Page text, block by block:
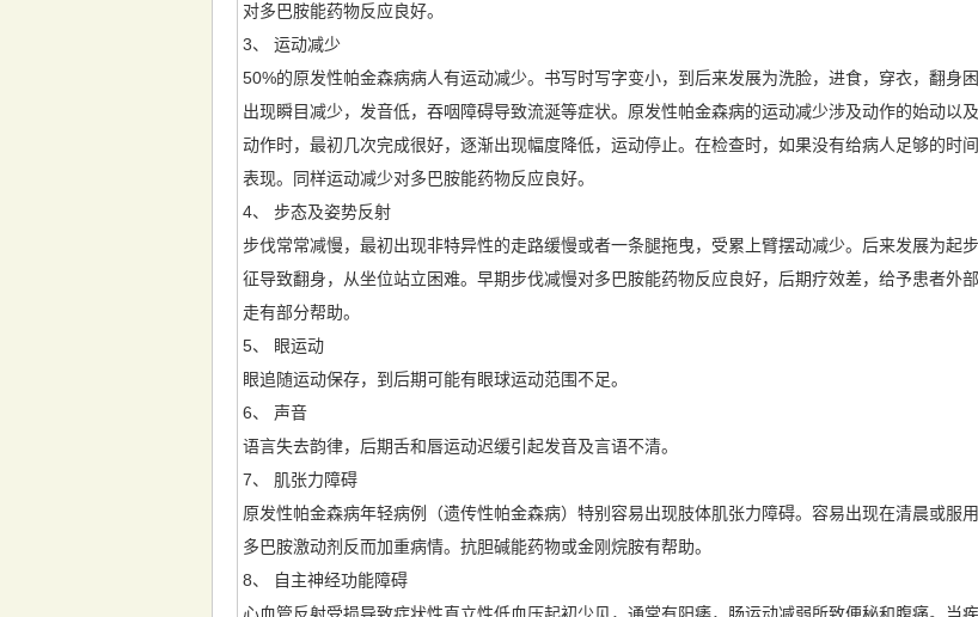
对多巴胺能药物反应良好。
3、 运动减少
50%的原发性帕金森病病人有运动减少。书写时写字变小，到后来发展为洗脸，进食，穿衣，翻身
出现瞬目减少，发音低，吞咽障碍导致流涎等症状。原发性帕金森病的运动减少涉及动作的始动以
动作时，最初几次完成很好，逐渐出现幅度降低，运动停止。在检查时，如果没有给病人足够的时
表现。同样运动减少对多巴胺能药物反应良好。
4、 步态及姿势反射
步伐常常减慢，最初出现非特异性的走路缓慢或者一条腿拖曳，受累上臂摆动减少。后来发展为起
征导致翻身，从坐位站立困难。早期步伐减慢对多巴胺能药物反应良好，后期疗效差，给予患者外
走有部分帮助。
5、 眼运动
眼追随运动保存，到后期可能有眼球运动范围不足。
6、 声音
语言失去韵律，后期舌和唇运动迟缓引起发音及言语不清。
7、 肌张力障碍
原发性帕金森病年轻病例（遗传性帕金森病）特别容易出现肢体肌张力障碍。容易出现在清晨或服
多巴胺激动剂反而加重病情。抗胆碱能药物或金刚烷胺有帮助。
8、 自主神经功能障碍